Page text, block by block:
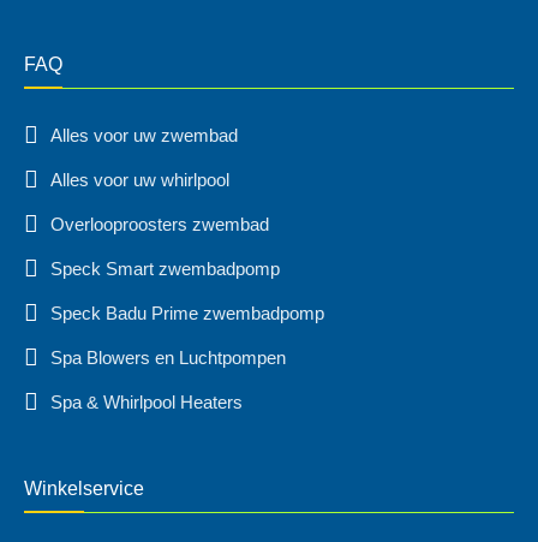
FAQ
Alles voor uw zwembad
Alles voor uw whirlpool
Overlooproosters zwembad
Speck Smart zwembadpomp
Speck Badu Prime zwembadpomp
Spa Blowers en Luchtpompen
Spa & Whirlpool Heaters
Winkelservice